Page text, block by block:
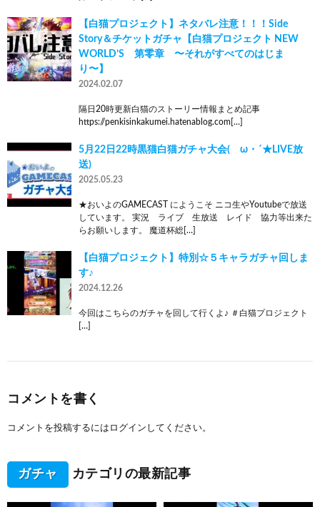
【白猫プロジェクト】ネタバレ注意！！！Side
Story＆チケットガチャ【白猫プロジェクト NEW
WORLD’S 第零章 〜それがすべてのはじま
り〜】
2024.02.07
隔日20時更新白猫のストーリー情報まとめ記事
https://penkisinkakumei.hatenablog.com[…]
5月22日22時黒猫白猫ガチャ大会(ゝω・´★LIVE放
送)
2025.05.23
★おいよのGAMECAST にようこそ ニコ生やYoutubeで放送
しています。 実況 ライブ 生放送 レイド 協力等出来た
らお願いします。 魔道杯総[…]
【白猫プロジェクト】特別☆５キャラガチャ回しま
す♪
2024.12.26
今回はこちらのガチャを回して行くよ♪ ＃白猫プロジェクト
[…]
コメントを書く
コメントを投稿するには ログイン してください。
ガチャ カテゴリの最新記事